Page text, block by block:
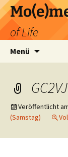
Zum
Inhalt
springen
of Life
Menü
Veröffentlicht
(Samstag)